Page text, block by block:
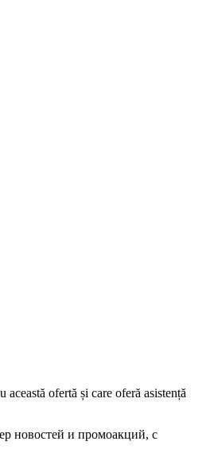
ofertă și care oferă asistență
новостей и промоакций, с